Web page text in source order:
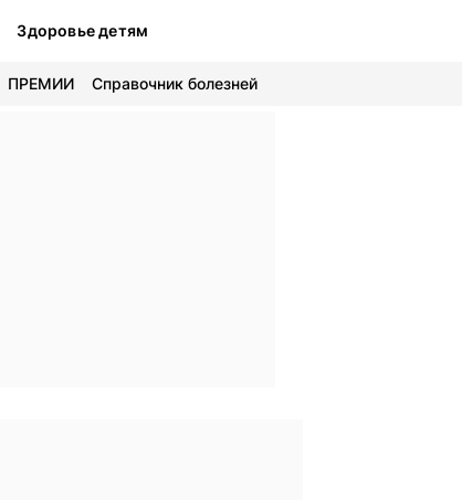
Здоровье детям
ПРЕМИИ Справочник болезней